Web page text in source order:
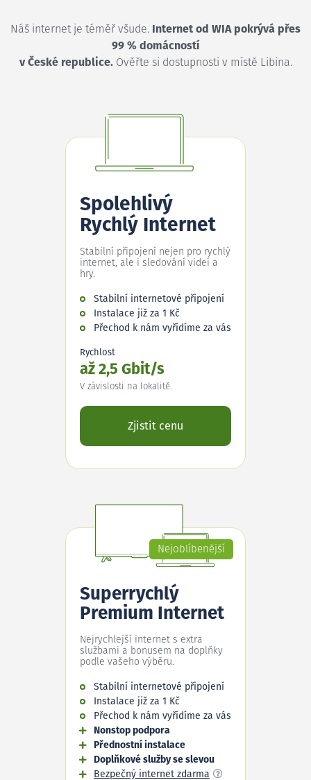
Náš internet je téměř všude. Internet od WIA pokrývá přes
99 % domácností
v České republice.Ověřte si dostupnosti v místě Libina.
Spolehlivý
Rychlý Internet
Stabilní připojení nejen pro rychlý
internet, ale i sledování videí a
hry.
Stabilní internetové připojení
Instalace již za 1 Kč
Přechod k nám vyřídíme za vás
Rychlost
až 2,5 Gbit/s
V závislosti na lokalitě.
Zjistit cenu
Nejoblíbenější
Superrychlý
Premium Internet
Nejrychlejší internet s extra
službami a bonusem na doplňky
podle vašeho výběru.
Stabilní internetové připojení
Instalace již za 1 Kč
Přechod k nám vyřídíme za vás
Nonstop podpora
Přednostní instalace
Doplňkové služby se slevou
Bezpečný internet zdarma